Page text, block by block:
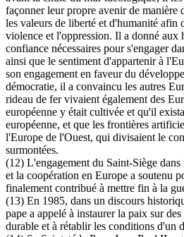
façonner leur propre avenir de manière
les valeurs de liberté et d'humanité afin
violence et l'oppression. Il a donné aux
confiance nécessaires pour s'engager
ainsi que le sentiment d'appartenir à
son engagement en faveur du
démocratie, il a convaincu les autres
rideau de fer vivaient également des
européenne y était cultivée et qu'il
européenne, et que les frontières
l'Europe de l'Ouest, qui divisaient le
surmontées.
(12) L'engagement du Saint-Siège
et la coopération en Europe a soutenu
finalement contribué à mettre fin à la
(13) En 1985, dans un discours
pape a appelé à instaurer la paix sur
durable et à rétablir les conditions d'un